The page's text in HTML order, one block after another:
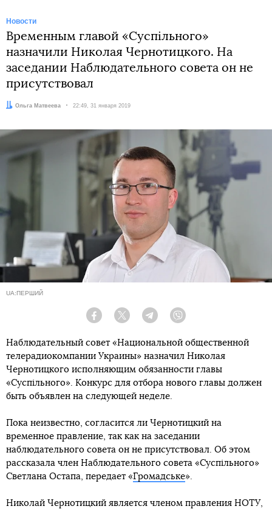
Новости
Временным главой «Суспільного»
назначили Николая Чернотицкого. На
заседании Наблюдательного совета он не
присутствовал
Автор:
Ольга Матвеева Дата:
22:49, 31 января 2019
UA:ПЕРШИЙ
Facebook Twitter Telegram
Наблюдательный совет «Национальной общественной
телерадиокомпании Украины» назначил Николая
Чернотицкого исполняющим обязанности главы
«Суспільного». Конкурс для отбора нового главы должен
быть объявлен на следующей неделе.
Пока неизвестно, согласится ли Чернотицкий на
временное правление, так как на заседании
наблюдательного совета он не присутствовал. Об этом
рассказала член Наблюдательного совета «Суспільного»
Светлана Остапа, передает «Громадське».
Николай Чернотицкий является членом правления НОТУ,